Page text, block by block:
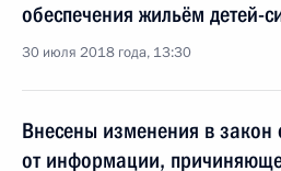
обеспечения жильём детей-
30 июля 2018 года, 13:30
Внесены изменения в закон
от информации,